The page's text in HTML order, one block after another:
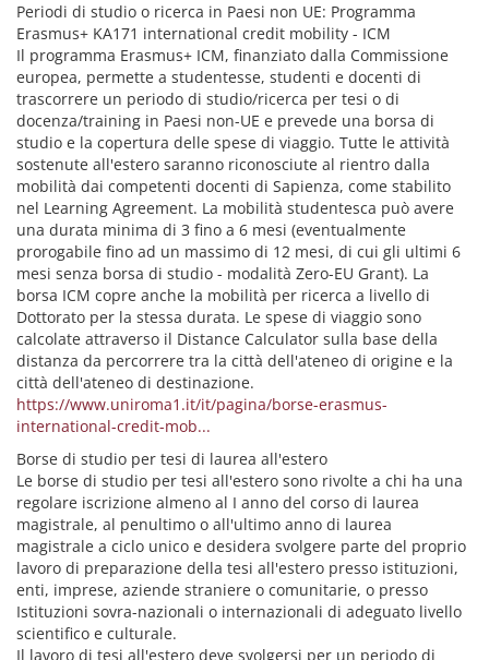
Periodi di studio o ricerca in Paesi non UE: Programma
Erasmus+ KA171 international credit mobility - ICM
Il programma Erasmus+ ICM, finanziato dalla Commissione
europea, permette a studentesse, studenti e docenti di
trascorrere un periodo di studio/ricerca per tesi o di
docenza/training in Paesi non-UE e prevede una borsa di
studio e la copertura delle spese di viaggio. Tutte le attività
sostenute all'estero saranno riconosciute al rientro dalla
mobilità dai competenti docenti di Sapienza, come stabilito
nel Learning Agreement. La mobilità studentesca può avere
una durata minima di 3 fino a 6 mesi (eventualmente
prorogabile fino ad un massimo di 12 mesi, di cui gli ultimi 6
mesi senza borsa di studio - modalità Zero-EU Grant). La
borsa ICM copre anche la mobilità per ricerca a livello di
Dottorato per la stessa durata. Le spese di viaggio sono
calcolate attraverso il Distance Calculator sulla base della
distanza da percorrere tra la città dell'ateneo di origine e la
città dell'ateneo di destinazione.
https://www.uniroma1.it/it/pagina/borse-erasmus-
international-credit-mob...
Borse di studio per tesi di laurea all'estero
Le borse di studio per tesi all'estero sono rivolte a chi ha una
regolare iscrizione almeno al I anno del corso di laurea
magistrale, al penultimo o all'ultimo anno di laurea
magistrale a ciclo unico e desidera svolgere parte del proprio
lavoro di preparazione della tesi all'estero presso istituzioni,
enti, imprese, aziende straniere o comunitarie, o presso
Istituzioni sovra-nazionali o internazionali di adeguato livello
scientifico e culturale.
Il lavoro di tesi all'estero deve svolgersi per un periodo di